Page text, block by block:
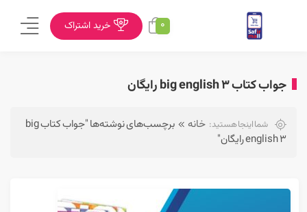
0 خرید اشتراک
جواب کتاب big english 3 رایگان
شما اینجا هستید: خانه
برچسب‌های نوشته‌ها "جواب کتاب big
english 3 رایگان"